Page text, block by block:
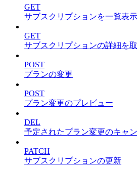
GET
サブスクリプションを一覧表示
GET
サブスクリプションの詳細を
POST
プランの変更
POST
プラン変更のプレビュー
DEL
予定されたプラン変更のキャ
PATCH
サブスクリプションの更新